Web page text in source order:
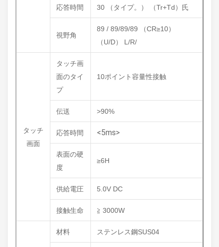
応答時間 30 （タイプ。） （Tr+Td）氏
視野角
89 / 89/89/89 （CR≥10）
（U/D） L/R/
タッチ
画面
タッチ画
面のタイ
プ
10ポイント容量性接触
伝送 >90%
応答時間 <5ms>
表面の硬
度
≥6H
供給電圧 5.0V DC
接触生命 ≧ 3000W
材料 ステンレス鋼SUS04